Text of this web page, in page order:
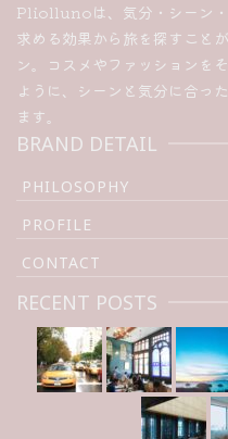
Pliollunoは、気分・シーン・
求める効果から旅を探すこと
ン。コスメやファッションを
ように、シーンと気分に合っ
ます。
BRAND DETAIL
PHILOSOPHY
PROFILE
CONTACT
RECENT POSTS